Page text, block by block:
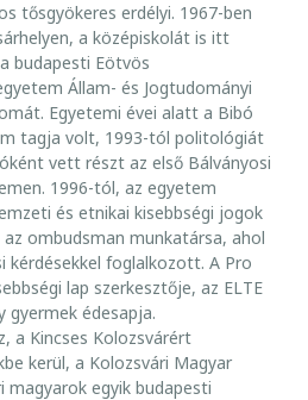
tősgyökeres erdélyi. 1967-ben
a középiskolát is itt
budapesti Eötvös
Állam- és Jogtudományi
Egyetemi évei alatt a Bibó
tagja volt, 1993-tól politológiát
vett részt az első Bálványosi
1996-tól, az egyetem
és etnikai kisebbségi jogok
ombudsman munkatársa, ahol
kérdésekkel foglalkozott. A Pro
lap szerkesztője, az ELTE
édesapja.
a Kincses Kolozsvárért
kerül, a Kolozsvári Magyar
magyarok egyik budapesti